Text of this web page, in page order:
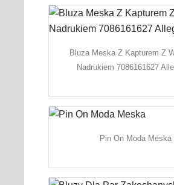
Bluza Meska Z Kapturem Z
Nadrukiem 7086161627
Pin On Moda Meska